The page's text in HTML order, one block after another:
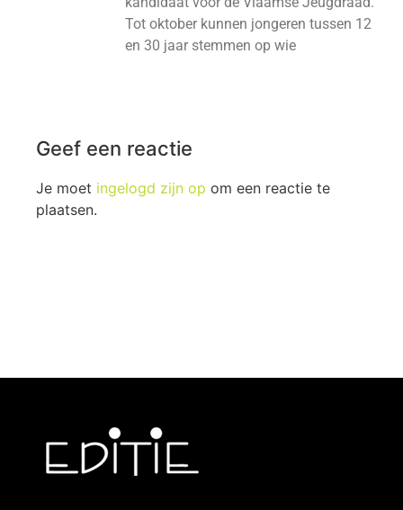
Tot oktober kunnen jongeren tussen 12
en 30 jaar stemmen op wie
Geef een reactie
Je moet ingelogd zijn op om een reactie te
plaatsen.